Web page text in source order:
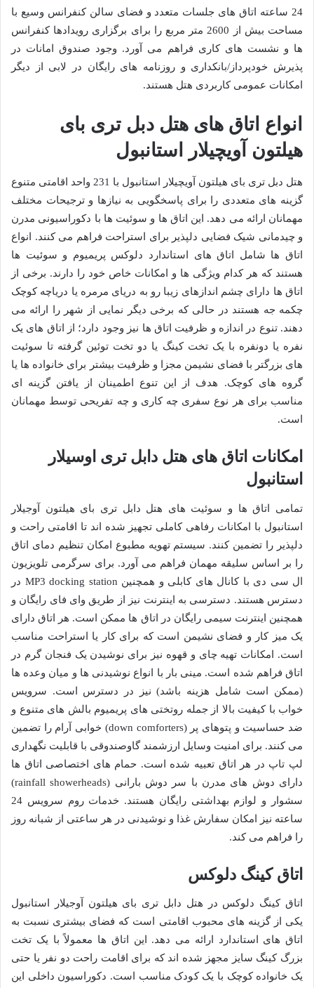
24 ساعته اتاق های جلسات متعدد و فضای سالن کنفرانس وسیع با
مساحت بیش از 2600 متر مربع را برای برگزاری رویدادها کنفرانس
ها و نشست های کاری فراهم می آورد. وجود صندوق امانات در
پذیرش خودپرداز/بانکداری و روزنامه های رایگان در لابی از دیگر
امکانات عمومی کاربردی هتل هستند.
انواع اتاق های هتل دبل تری بای
هیلتون آویچیلار استانبول
هتل دبل تری بای هیلتون آویچیلار استانبول با 231 واحد اقامتی متنوع
گزینه های متعددی را برای پاسخگویی به نیازها و ترجیحات مختلف
مهمانان ارائه می دهد. این اتاق ها و سوئیت ها با دکوراسیونی مدرن
و چیدمانی شیک فضایی دلپذیر برای استراحت فراهم می کنند. انواع
اتاق ها شامل اتاق های استاندارد دلوکس پریمیوم و سوئیت ها
هستند که هر کدام ویژگی ها و امکانات خاص خود را دارند. برخی از
اتاق ها دارای چشم اندازهای زیبا رو به دریای مرمره یا دریاچه کوچک
چکمه جه هستند در حالی که برخی دیگر نمایی از شهر را ارائه می
دهند. تنوع در اندازه و ظرفیت اتاق ها نیز وجود دارد؛ از اتاق های یک
نفره یا دونفره با یک تخت کینگ یا دو تخت توئین گرفته تا سوئیت
های بزرگتر با فضای نشیمن مجزا و ظرفیت بیشتر برای خانواده ها یا
گروه های کوچک. هدف از این تنوع اطمینان از یافتن گزینه ای
مناسب برای هر نوع سفری چه کاری و چه تفریحی توسط مهمانان
است.
امکانات اتاق های هتل دابل تری اوسیلار
استانبول
تمامی اتاق ها و سوئیت های هتل دابل تری بای هیلتون آوجیلار
استانبول با امکانات رفاهی کاملی تجهیز شده اند تا اقامتی راحت و
دلپذیر را تضمین کنند. سیستم تهویه مطبوع امکان تنظیم دمای اتاق
را بر اساس سلیقه مهمان فراهم می آورد. برای سرگرمی تلویزیون
ال سی دی با کانال های کابلی و همچنین MP3 docking station در
دسترس هستند. دسترسی به اینترنت نیز از طریق وای فای رایگان و
همچنین اینترنت سیمی رایگان در اتاق ها ممکن است. هر اتاق دارای
یک میز کار و فضای نشیمن است که برای کار یا استراحت مناسب
است. امکانات تهیه چای و قهوه نیز برای نوشیدن یک فنجان گرم در
اتاق فراهم شده است. مینی بار با انواع نوشیدنی ها و میان وعده ها
(ممکن است شامل هزینه باشد) نیز در دسترس است. سرویس
خواب با کیفیت بالا از جمله روتختی های پریمیوم بالش های متنوع و
ضد حساسیت و پتوهای پر (down comforters) خوابی آرام را تضمین
می کنند. برای امنیت وسایل ارزشمند گاوصندوقی با قابلیت نگهداری
لپ تاپ در هر اتاق تعبیه شده است. حمام های اختصاصی اتاق ها
دارای دوش های مدرن با سر دوش بارانی (rainfall showerheads)
سشوار و لوازم بهداشتی رایگان هستند. خدمات روم سرویس 24
ساعته نیز امکان سفارش غذا و نوشیدنی در هر ساعتی از شبانه روز
را فراهم می کند.
اتاق کینگ دلوکس
اتاق کینگ دلوکس در هتل دابل تری بای هیلتون آوجیلار استانبول
یکی از گزینه های محبوب اقامتی است که فضای بیشتری نسبت به
اتاق های استاندارد ارائه می دهد. این اتاق ها معمولاً با یک تخت
بزرگ کینگ سایز مجهز شده اند که برای اقامت راحت دو نفر یا حتی
یک خانواده کوچک با یک کودک مناسب است. دکوراسیون داخلی این